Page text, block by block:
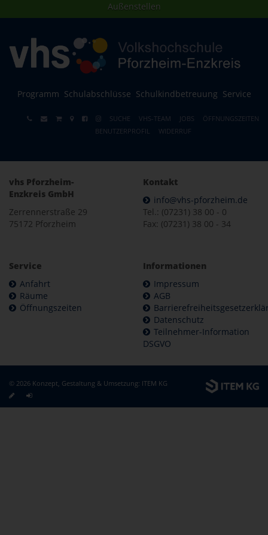
Außenstellen
Programm Schulabschlüsse Schulkindbetreuung Service
SUCHE VHS-TEAM JOBS
ÖFFNUNGSZEITEN
BENUTZERPROFIL
WIDERRUF
vhs Pforzheim-
Enzkreis GmbH
Zerrennerstraße 29
75172 Pforzheim
Kontakt
info@vhs-pforzheim.de
Tel.: (07231) 38 00 - 0
Fax: (07231) 38 00 - 34
Service
Anfahrt
Räume
Öffnungszeiten
Informationen
Impressum
AGB
Datenschutz
Teilnehmer-Information
DSGVO
© 2026 Konzept, Gestaltung & Umsetzung: ITEM KG